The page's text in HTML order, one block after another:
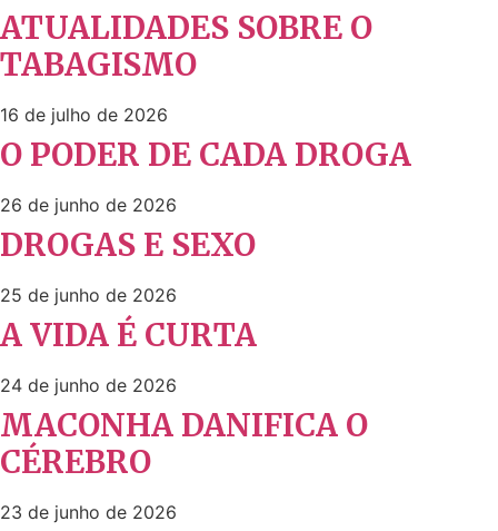
ATUALIDADES SOBRE O
TABAGISMO
16 de julho de 2026
O PODER DE CADA DROGA
26 de junho de 2026
DROGAS E SEXO
25 de junho de 2026
A VIDA É CURTA
24 de junho de 2026
MACONHA DANIFICA O
CÉREBRO
23 de junho de 2026